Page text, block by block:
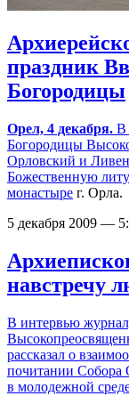
праздник
Богородицы
Орел, 4 декабря. В
Богородицы
Орловский и
Божественную
монастыре г. Орла.
5 декабря 2009 —
навстречу
В интервью
рассказал о
почитании Собора
в молодежной